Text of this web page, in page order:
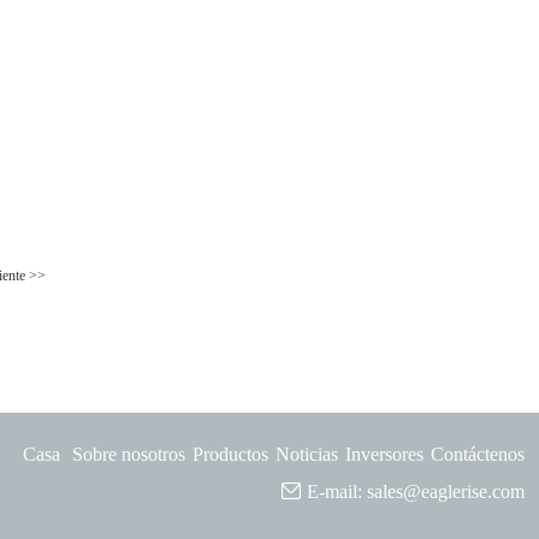
>>
Casa Sobre nosotros Productos Noticias Inversores Contáctenos
E-mail: sales@eaglerise.com